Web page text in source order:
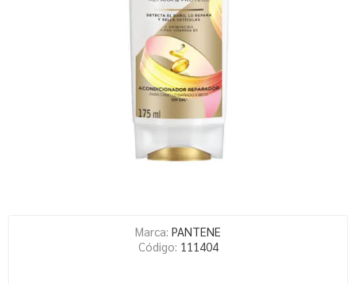
Marca: PANTENE
Código: 111404